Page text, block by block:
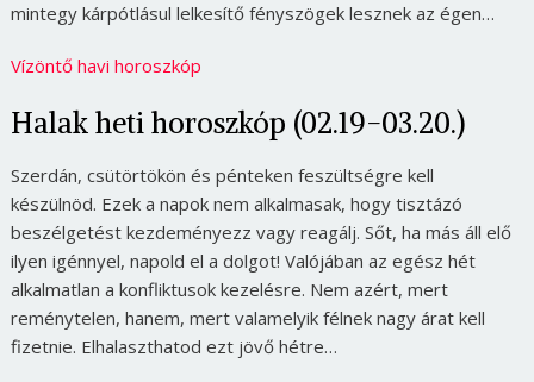
mintegy kárpótlásul lelkesítő fényszögek lesznek az égen…
Vízöntő havi horoszkóp
Halak heti horoszkóp (02.19-03.20.)
Szerdán, csütörtökön és pénteken feszültségre kell
készülnöd. Ezek a napok nem alkalmasak, hogy tisztázó
beszélgetést kezdeményezz vagy reagálj. Sőt, ha más áll elő
ilyen igénnyel, napold el a dolgot! Valójában az egész hét
alkalmatlan a konfliktusok kezelésre. Nem azért, mert
reménytelen, hanem, mert valamelyik félnek nagy árat kell
fizetnie. Elhalaszthatod ezt jövő hétre…